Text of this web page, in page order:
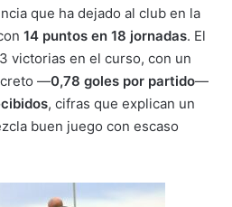
que ha dejado al club en la
14 puntos en 18 jornadas. El
victorias en el curso, con un
—0,78 goles por partido—
, cifras que explican un
buen juego con escaso